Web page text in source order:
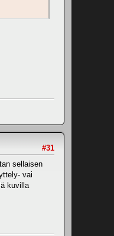
#31
sellaisen
vai
kuvilla